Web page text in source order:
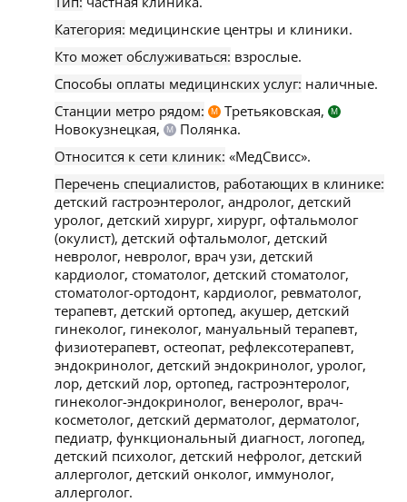
Категория: медицинские центры и клиники.
Кто может обслуживаться: взрослые.
Способы оплаты медицинских услуг: наличные.
Станции метро рядом:
М Третьяковская, М
Новокузнецкая, М
Полянка.
Относится к сети клиник: «МедСвисс».
Перечень специалистов, работающих в клинике:
детский гастроэнтеролог, андролог, детский
уролог, детский хирург, хирург, офтальмолог
(окулист), детский офтальмолог, детский
невролог, невролог, врач узи, детский
кардиолог, стоматолог, детский стоматолог,
стоматолог-ортодонт, кардиолог, ревматолог,
терапевт, детский ортопед, акушер, детский
гинеколог, гинеколог, мануальный терапевт,
физиотерапевт, остеопат, рефлексотерапевт,
эндокринолог, детский эндокринолог, уролог,
лор, детский лор, ортопед, гастроэнтеролог,
гинеколог-эндокринолог, венеролог, врач-
косметолог, детский дерматолог, дерматолог,
педиатр, функциональный диагност, логопед,
детский психолог, детский нефролог, детский
аллерголог, детский онколог, иммунолог,
аллерголог.